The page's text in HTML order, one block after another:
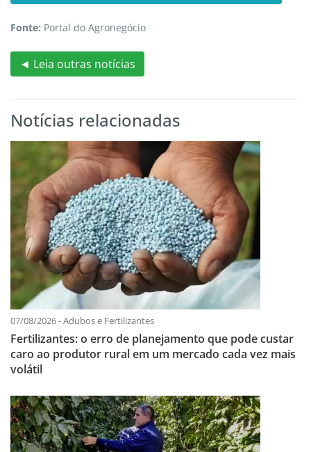
Fonte: Portal do Agronegócio
◄ Leia outras notícias
Notícias relacionadas
07/08/2026 - Adubos e Fertilizantes
Fertilizantes: o erro de planejamento que pode custar
caro ao produtor rural em um mercado cada vez mais
volátil